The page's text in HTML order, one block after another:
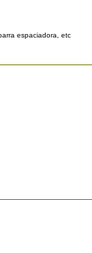
espaciadora, etc